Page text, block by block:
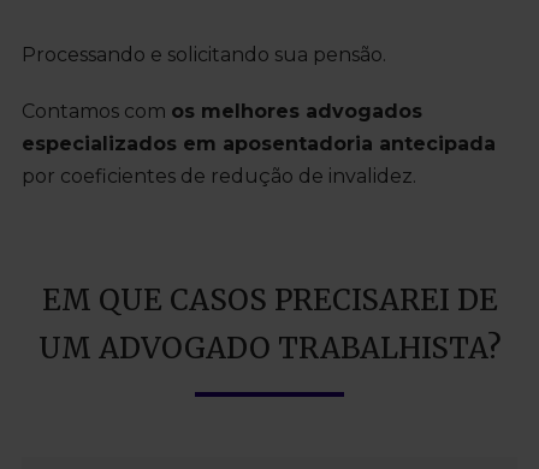
Processando e solicitando sua pensão.
Contamos com os melhores advogados
especializados em aposentadoria antecipada
por coeficientes de redução de invalidez.
EM QUE CASOS PRECISAREI DE
UM ADVOGADO TRABALHISTA?